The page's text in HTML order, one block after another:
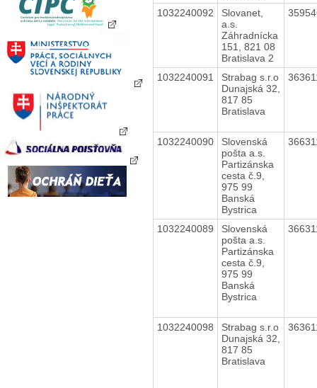
1032240092
Slovanet,
a.s.
Záhradnícka
151, 821 08
Bratislava 2
1032240091
Strabag s.r.o
Dunajská 32,
817 85
Bratislava
1032240090
Slovenská
pošta a.s.
Partizánska
cesta č.9,
975 99
Banská
Bystrica
1032240089
Slovenská
pošta a.s.
Partizánska
cesta č.9,
975 99
Banská
Bystrica
1032240098
Strabag s.r.o
Dunajská 32,
817 85
Bratislava